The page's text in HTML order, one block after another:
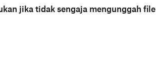
jika tidak sengaja mengunggah file